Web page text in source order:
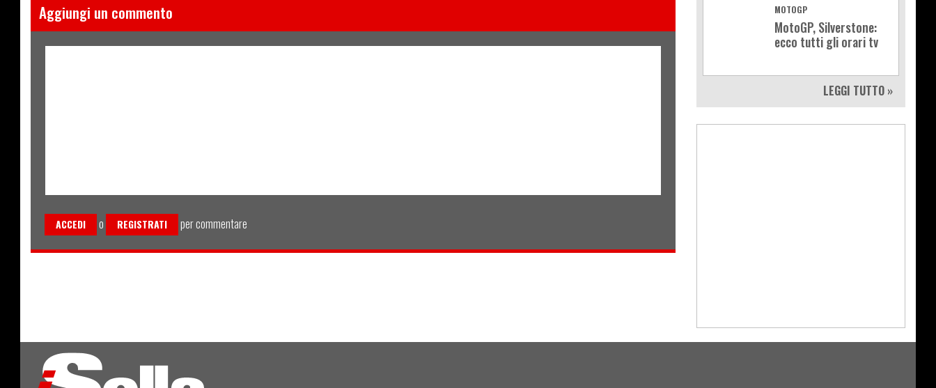
Aggiungi un commento
ACCEDI o REGISTRATI per commentare
MOTOGP
MotoGP, Silverstone:
ecco tutti gli orari tv
LEGGI TUTTO »